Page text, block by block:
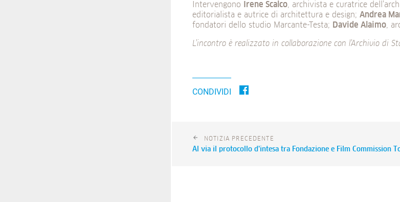
Intervengono Irene Scalco, archivista e curatrice
editorialista e autrice di architettura e design; Andrea
fondatori dello studio Marcante-Testa; Davide Alaimo,
L’incontro è realizzato in collaborazione con l’Archivio di
CONDIVIDI
NOTIZIA PRECEDENTE
Al via il protocollo d’intesa tra Fondazione e Film Commission